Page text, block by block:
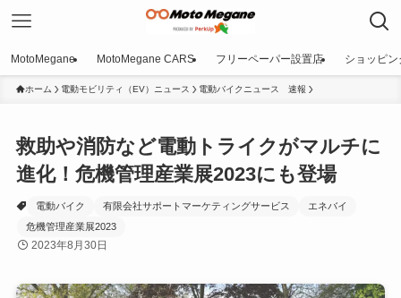
MotoMegane MotoMegane CARS フリーペーパー設置店 ショッピン
ホーム 電動モビリティ（EV）ニュース 電動バイクニュース 速報
救助や消防など電動トライクがマルチに
進化！危機管理産業展2023にも登場
電動バイク 有限会社サポートマーケティングサービス
エネバイ
危機管理産業展2023
2023年8月30日